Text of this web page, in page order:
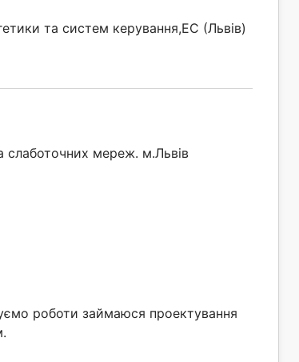
та систем керування,ЕС (Львів)
слаботочних мереж. м.Львів
роботи займаюся проектування